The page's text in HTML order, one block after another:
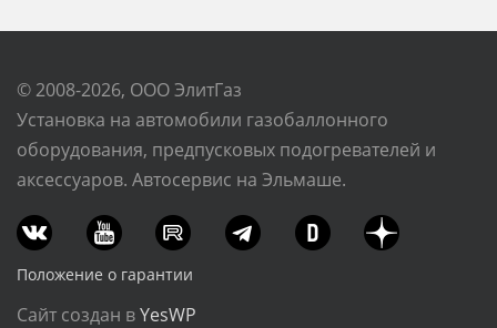
© 2008-2026, ООО ЭлитГаз
Установка на автомобили газобаллонного
оборудования, предпусковых подогревателей и
аксессуаров. Автосервис на Эльмаше.
Положение о гарантии
Сайт создан вYesWP